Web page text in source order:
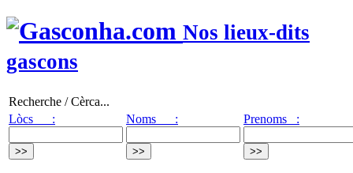
Nos lieux-dits
gascons
Recherche / Cèrca...
Lòcs :
Noms : Prenoms :